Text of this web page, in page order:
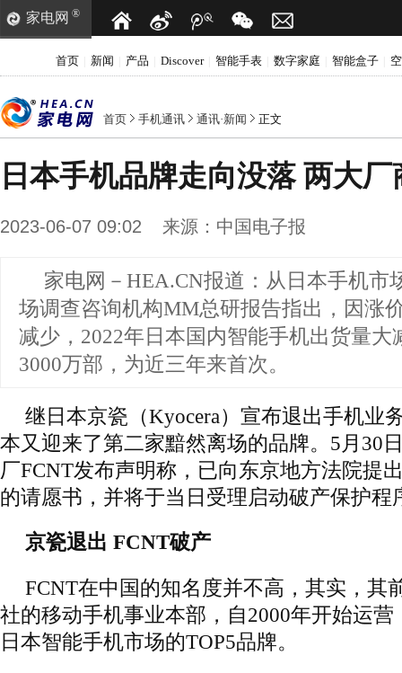
家电网 ®
首页 新闻 产品 Discover 智能手表 数字家庭 智能盒子
首页 手机通讯 通讯·新闻 正文
日本手机品牌走向没落 两大
2023-06-07 09:02 来源： 中国电子报
家电网－HEA.CN报道： 从日本手机市
场调查咨询机构MM总研报告指出，因涨
减少，2022年日本国内智能手机出货量大
3000万部，为近三年来首次。
继日本京瓷（Kyocera）宣布退出手机业
本又迎来了第二家黯然离场的品牌。5月30
厂FCNT发布声明称，已向东京地方法院提
的请愿书，并将于当日受理启动破产保护程
京瓷退出 FCNT破产
FCNT在中国的知名度并不高，其实，其
社的移动手机事业本部，自2000年开始运营
日本智能手机市场的TOP5品牌。